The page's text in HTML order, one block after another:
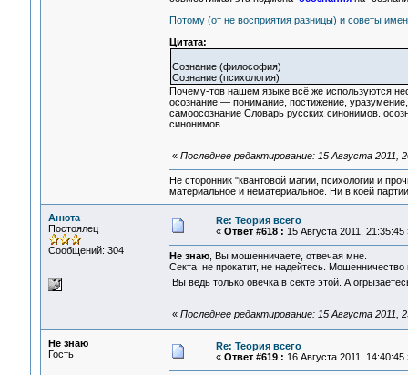
Потому (от не восприятия разницы) и советы
Цитата:
Сознание (философия)
Сознание (психология)
Почему-тов нашем языке всё же используются
осознание — понимание, постижение,
самоосознание Словарь русских синонимов.
синонимов
« Последнее редактирование: 15 Августа 2011,
Не сторонник "квантовой магии, психологии и
материальное и нематериальное. Ни в коей
Анюта
Постоялец
Сообщений: 304
Re: Теория всего
« Ответ #618 : 15 Августа 2011, 21:35:45
Не знаю, Вы мошенничаете, отвечая мне.
Секта не прокатит, не надейтесь. Мошенничество
Вы ведь только овечка в секте этой. А
« Последнее редактирование: 15 Августа 2011,
Не знаю
Гость
Re: Теория всего
« Ответ #619 : 16 Августа 2011, 14:40:45